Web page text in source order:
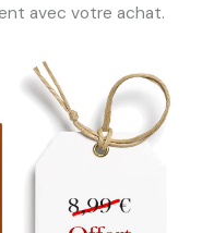
avec votre achat.